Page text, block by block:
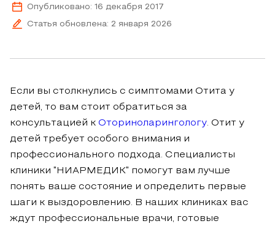
Опубликовано: 16 декабря 2017
Статья обновлена: 2 января 2026
Если вы столкнулись с симптомами Отита у
детей, то вам стоит обратиться за
консультацией к Оториноларингологу. Отит у
детей требует особого внимания и
профессионального подхода. Специалисты
клиники "НИАРМЕДИК" помогут вам лучше
понять ваше состояние и определить первые
шаги к выздоровлению. В наших клиниках вас
ждут профессиональные врачи, готовые